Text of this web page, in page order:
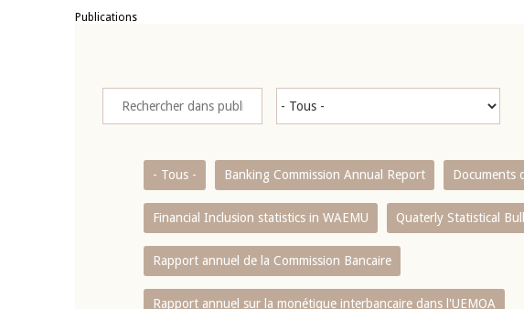
Publications
- Tous - Banking Commission Annual Report Documents
Financial Inclusion statistics in WAEMU Quaterly Statistical
Rapport annuel de la Commission Bancaire
Rapport annuel sur la monétique interbancaire dans l'UEMOA